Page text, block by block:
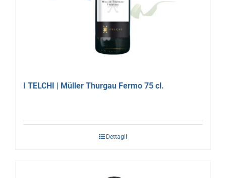
I TELCHI | Müller Thurgau Fermo 75 cl.
Dettagli